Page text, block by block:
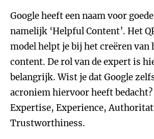
Google heeft een naam voor
namelijk ‘Helpful Content’. Het
model helpt je bij het creëren van
content. De rol van de expert is
belangrijk. Wist je dat Google
acroniem hiervoor heeft bedacht?
Expertise, Experience,
Trustworthiness.